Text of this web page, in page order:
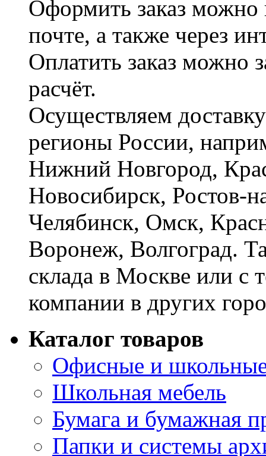
Оформить заказ можно
почте, а также через
Оплатить заказ можно
расчёт.
Осуществляем
регионы России,
Нижний Новгород,
Новосибирск, Ростов-
Челябинск, Омск,
Воронеж, Волгоград.
склада в Москве или с
компании в других
Каталог товаров
Офисные и
Школьная мебель
Бумага и бумажная
Папки и системы